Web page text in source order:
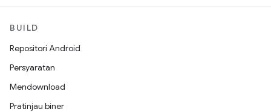
BUILD
Repositori Android
Persyaratan
Mendownload
Pratinjau biner